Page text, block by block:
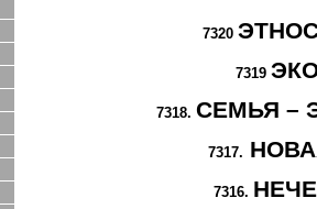
7320
7319
7318. СЕМЬЯ –
7317.
7316.